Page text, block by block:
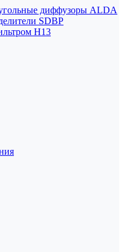
диффузоры ALDA
SDBP
Н13